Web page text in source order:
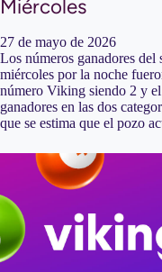
Miércoles
27 de mayo de 2026
Los números ganadores
miércoles por la noche
número Viking siendo 2 y
ganadores en las dos
que se estima que el pozo